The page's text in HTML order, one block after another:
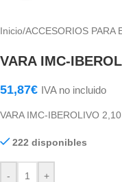
Inicio/ACCESORIOS PARA
VARA IMC-
51,87€ IVA no incluido
VARA IMC-IBEROLIVO
222 disponibles
- +